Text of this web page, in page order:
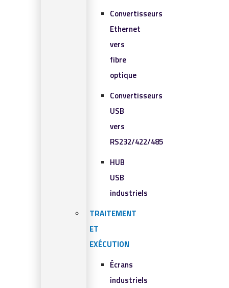
Convertisseurs
Ethernet
vers
fibre
optique
Convertisseurs
USB
vers
RS232/422/485
HUB
USB
industriels
TRAITEMENT
ET
EXÉCUTION
Écrans
industriels